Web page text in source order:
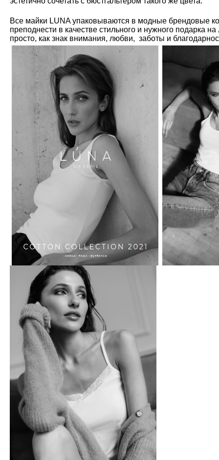
Все майки LUNA упаковываются в модные брендовые
преподнести в качестве стильного и нужного подарка
просто, как знак внимания, любви, заботы и